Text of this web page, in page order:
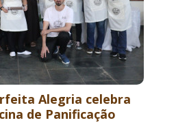
Alegria celebra
de Panificação